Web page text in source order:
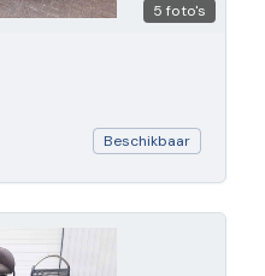
5 foto's
Beschikbaar